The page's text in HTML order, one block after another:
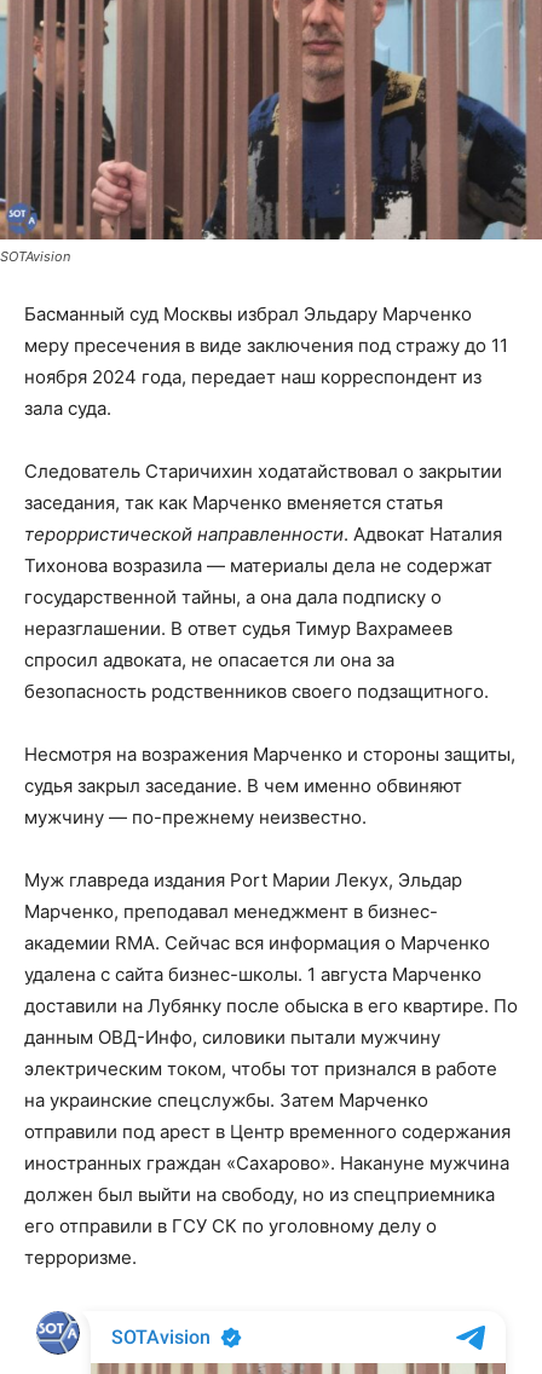
SOTAvision
Басманный суд Москвы избрал Эльдару Марченко
меру пресечения в виде заключения под стражу до 11
ноября 2024 года, передает наш корреспондент из
зала суда.
Следователь Старичихин ходатайствовал о закрытии
заседания, так как Марченко вменяется статья
терорристической направленности. Адвокат Наталия
Тихонова возразила — материалы дела не содержат
государственной тайны, а она дала подписку о
неразглашении. В ответ судья Тимур Вахрамеев
спросил адвоката, не опасается ли она за
безопасность родственников своего подзащитного.
Несмотря на возражения Марченко и стороны защиты,
судья закрыл заседание. В чем именно обвиняют
мужчину — по-прежнему неизвестно.
Муж главреда издания Port Марии Лекух, Эльдар
Марченко, преподавал менеджмент в бизнес-
академии RMA. Сейчас вся информация о Марченко
удалена с сайта бизнес-школы. 1 августа Марченко
доставили на Лубянку после обыска в его квартире. По
данным ОВД-Инфо, силовики пытали мужчину
электрическим током, чтобы тот признался в работе
на украинские спецслужбы. Затем Марченко
отправили под арест в Центр временного содержания
иностранных граждан «Сахарово». Накануне мужчина
должен был выйти на свободу, но из спецприемника
его отправили в ГСУ СК по уголовному делу о
терроризме.